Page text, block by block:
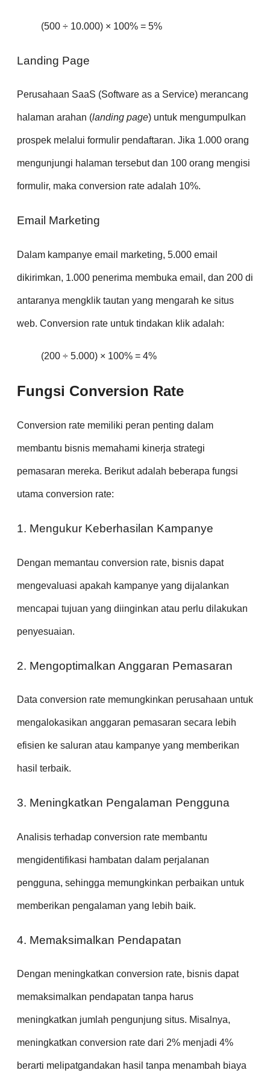
(500 ÷ 10.000) × 100% = 5%
Landing Page
Perusahaan SaaS (Software as a Service) merancang
halaman arahan (landing page) untuk mengumpulkan
prospek melalui formulir pendaftaran. Jika 1.000 orang
mengunjungi halaman tersebut dan 100 orang mengisi
formulir, maka conversion rate adalah 10%.
Email Marketing
Dalam kampanye email marketing, 5.000 email
dikirimkan, 1.000 penerima membuka email, dan 200 di
antaranya mengklik tautan yang mengarah ke situs
web. Conversion rate untuk tindakan klik adalah:
(200 ÷ 5.000) × 100% = 4%
Fungsi Conversion Rate
Conversion rate memiliki peran penting dalam
membantu bisnis memahami kinerja strategi
pemasaran mereka. Berikut adalah beberapa fungsi
utama conversion rate:
1. Mengukur Keberhasilan Kampanye
Dengan memantau conversion rate, bisnis dapat
mengevaluasi apakah kampanye yang dijalankan
mencapai tujuan yang diinginkan atau perlu dilakukan
penyesuaian.
2. Mengoptimalkan Anggaran Pemasaran
Data conversion rate memungkinkan perusahaan untuk
mengalokasikan anggaran pemasaran secara lebih
efisien ke saluran atau kampanye yang memberikan
hasil terbaik.
3. Meningkatkan Pengalaman Pengguna
Analisis terhadap conversion rate membantu
mengidentifikasi hambatan dalam perjalanan
pengguna, sehingga memungkinkan perbaikan untuk
memberikan pengalaman yang lebih baik.
4. Memaksimalkan Pendapatan
Dengan meningkatkan conversion rate, bisnis dapat
memaksimalkan pendapatan tanpa harus
meningkatkan jumlah pengunjung situs. Misalnya,
meningkatkan conversion rate dari 2% menjadi 4%
berarti melipatgandakan hasil tanpa menambah biaya